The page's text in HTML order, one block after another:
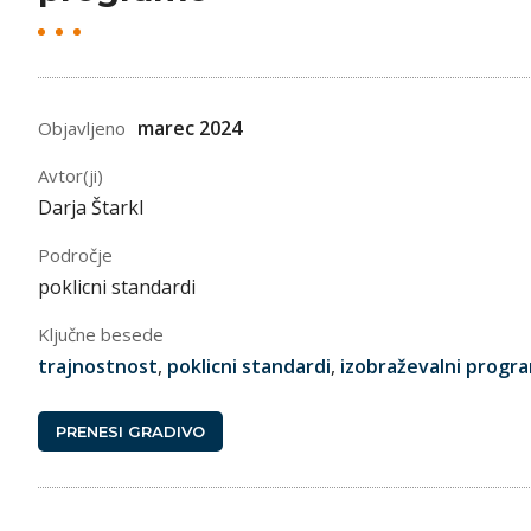
Objavljeno marec 2024
Avtor(ji)
Darja Štarkl
Področje
poklicni standardi
Ključne besede
trajnostnost, poklicni standardi, izobraževalni
PRENESI GRADIVO